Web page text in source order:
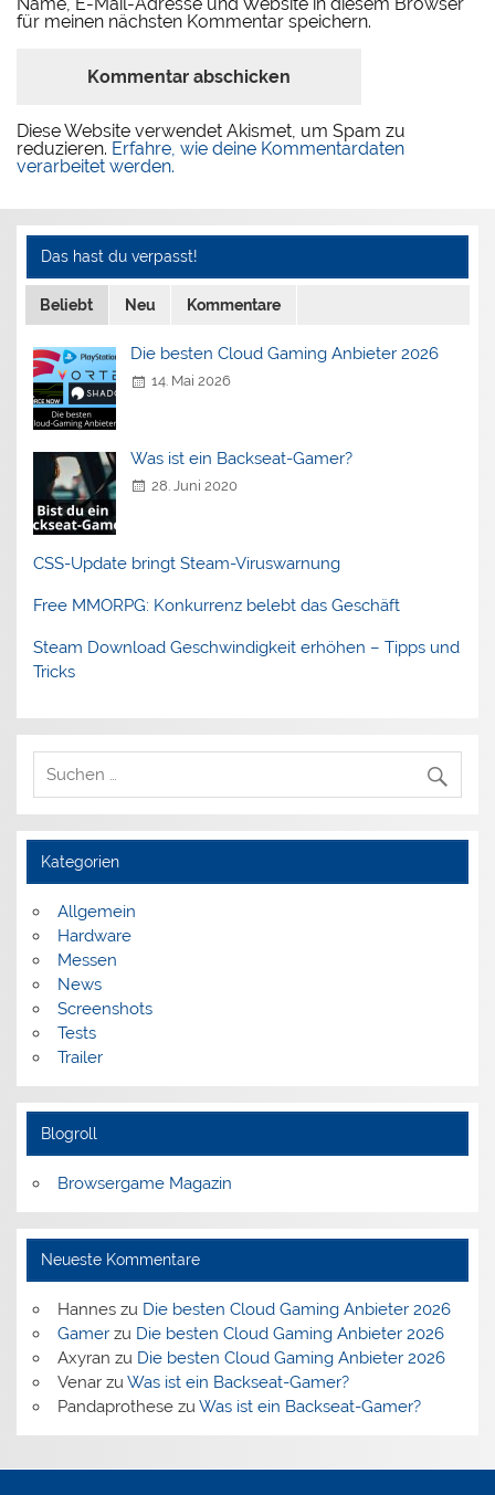
für meinen nächsten Kommentar speichern.
Diese Website verwendet Akismet, um Spam zu
reduzieren. Erfahre, wie deine Kommentardaten
verarbeitet werden.
Das hast du verpasst!
Beliebt Neu Kommentare
Die besten Cloud Gaming Anbieter 2026
14. Mai 2026
Was ist ein Backseat-Gamer?
28. Juni 2020
CSS-Update bringt Steam-Viruswarnung
Free MMORPG: Konkurrenz belebt das Geschäft
Steam Download Geschwindigkeit erhöhen – Tipps und
Tricks
Kategorien
Allgemein
Hardware
Messen
News
Screenshots
Tests
Trailer
Blogroll
Browsergame Magazin
Neueste Kommentare
Hanneszu Die besten Cloud Gaming Anbieter 2026
Gamerzu Die besten Cloud Gaming Anbieter 2026
Axyran zu Die besten Cloud Gaming Anbieter 2026
Venarzu Was ist ein Backseat-Gamer?
Pandaprothesezu Was ist ein Backseat-Gamer?